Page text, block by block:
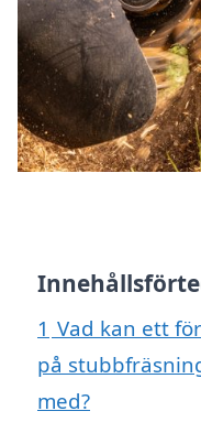
1 Vad kan ett
på
med?